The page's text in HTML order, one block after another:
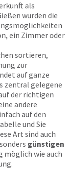
als
wurden die
ein Zimmer oder
sortieren,
zur
auf ganze
zentral gelegene
der richtigen
andere
auf den
und Sie
Art sind auch
günstigen
möglich wie auch